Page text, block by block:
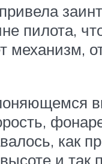
пилота,
механизм,
как
и так